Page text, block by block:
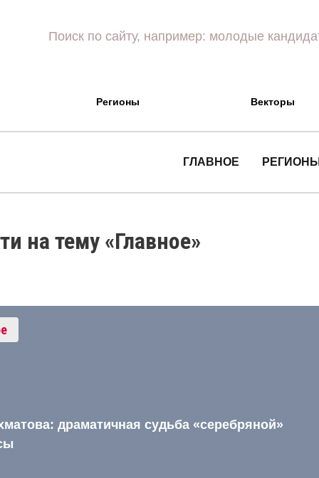
Регионы Векторы
ГЛАВНОЕ РЕГИОНЫ
на тему «Главное»
драматичная судьба «серебряной»